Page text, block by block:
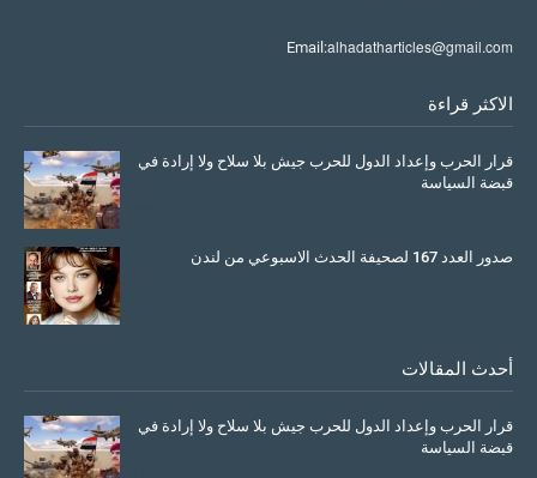
Email:alhadatharticles@gmail.com
الاكثر قراءة
قرار الحرب وإعداد الدول للحرب جيش بلا سلاح ولا إرادة في
قبضة السياسة
صدور العدد 167 لصحيفة الحدث الاسبوعي من لندن
أحدث المقالات
قرار الحرب وإعداد الدول للحرب جيش بلا سلاح ولا إرادة في
قبضة السياسة